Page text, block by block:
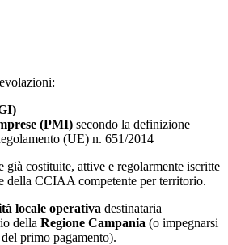
(PMI) secondo la definizione
(UE) n. 651/2014
già costituite, attive e regolarmente iscritte
della CCIAA competente per territorio.
locale operativa destinataria
della Regione Campania (o impegnarsi
primo pagamento).